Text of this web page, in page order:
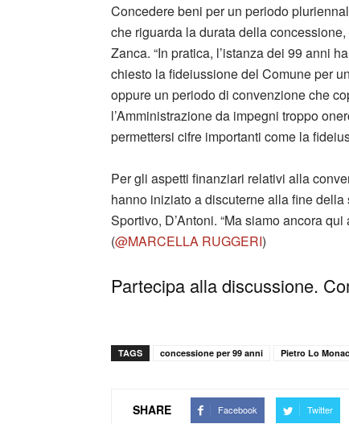
Concedere beni per un periodo
che riguarda la durata della
Zanca. “In pratica, l’istanza dei 99 anni
chiesto la fideiussione del Comune per
oppure un periodo di convenzione che
l’Amministrazione da impegni troppo
permettersi cifre importanti come la
Per gli aspetti finanziari relativi alla
hanno iniziato a discuterne alla fine
Sportivo, D’Antoni. “Ma siamo ancora
(@MARCELLA RUGGERI)
Partecipa alla discussione.
TAGS concessione per 99 anni Pietro Lo
SHARE Facebook Twitter